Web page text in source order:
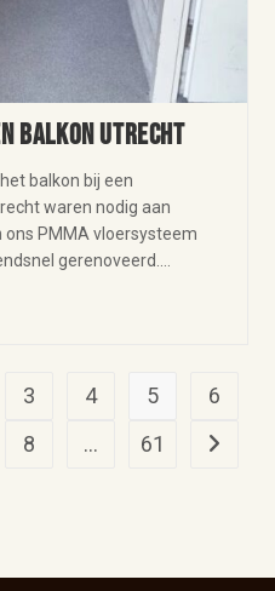
balkon Utrecht
balkon bij een
waren nodig aan
PMMA vloersysteem
gerenoveerd.…
3 4 5
6
8 … 61